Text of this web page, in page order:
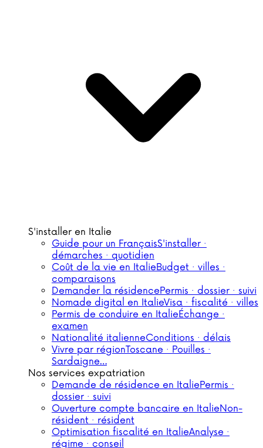
S'installer en Italie
Guide pour un FrançaisS'installer ·
démarches · quotidien
Coût de la vie en ItalieBudget · villes ·
comparaisons
Demander la résidencePermis · dossier · suivi
Nomade digital en ItalieVisa · fiscalité · villes
Permis de conduire en ItalieÉchange ·
examen
Nationalité italienneConditions · délais
Vivre par régionToscane · Pouilles ·
Sardaigne…
Nos services expatriation
Demande de résidence en ItaliePermis ·
dossier · suivi
Ouverture compte bancaire en ItalieNon-
résident · résident
Optimisation fiscalité en ItalieAnalyse ·
régime · conseil